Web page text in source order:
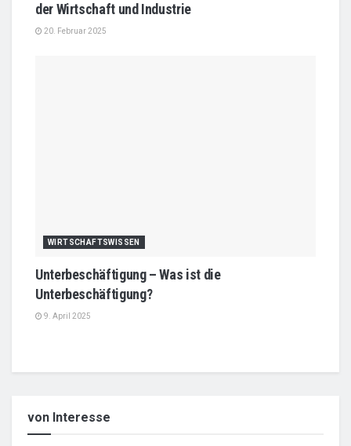
der Wirtschaft und Industrie
20. Februar 2025
WIRTSCHAFTSWISSEN
Unterbeschäftigung – Was ist die
Unterbeschäftigung?
9. April 2025
von Interesse